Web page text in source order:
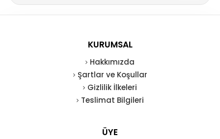
KURUMSAL
Hakkımızda
Şartlar ve Koşullar
Gizlilik İlkeleri
Teslimat Bilgileri
ÜYE